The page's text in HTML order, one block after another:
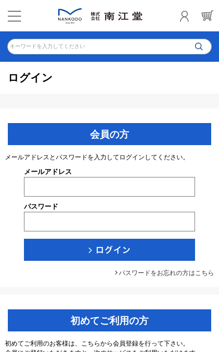
キーワードを入力してください
ログイン
会員の方
メールアドレスとパスワードを入力してログインしてください。
メールアドレス
パスワード
パスワードをお忘れの方はこちら
初めてご利用の方
初めてご利用のお客様は、こちらから会員登録を行って下さい。